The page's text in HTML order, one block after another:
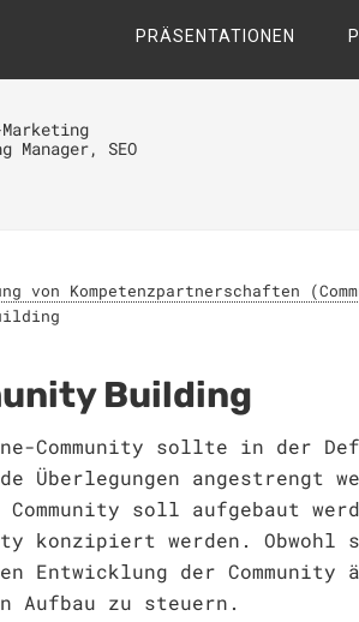
PRÄSENTATIONEN
SEO
von Kompetenzpartnerschaften
Building
Community sollte in der
Überlegungen
soll aufgebaut
konzipiert werden.
Entwicklung der
Aufbau zu steuern.